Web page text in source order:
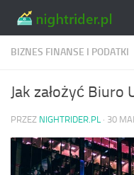
Skip to content
BIZNES FINANSE I PODATKI
Jak założyć Biuro
PRZEZ NIGHTRIDER.PL · 30